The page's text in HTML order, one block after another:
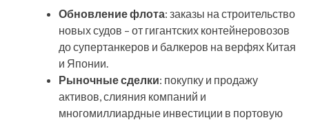
Обновление флота: заказы на строительство
новых судов – от гигантских контейнеровозов
до супертанкеров и балкеров на верфях Китая
и Японии.
Рыночные сделки: покупку и продажу
активов, слияния компаний и
многомиллиардные инвестиции в портовую